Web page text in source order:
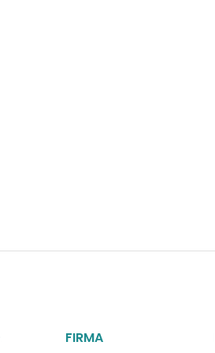
FIRMA